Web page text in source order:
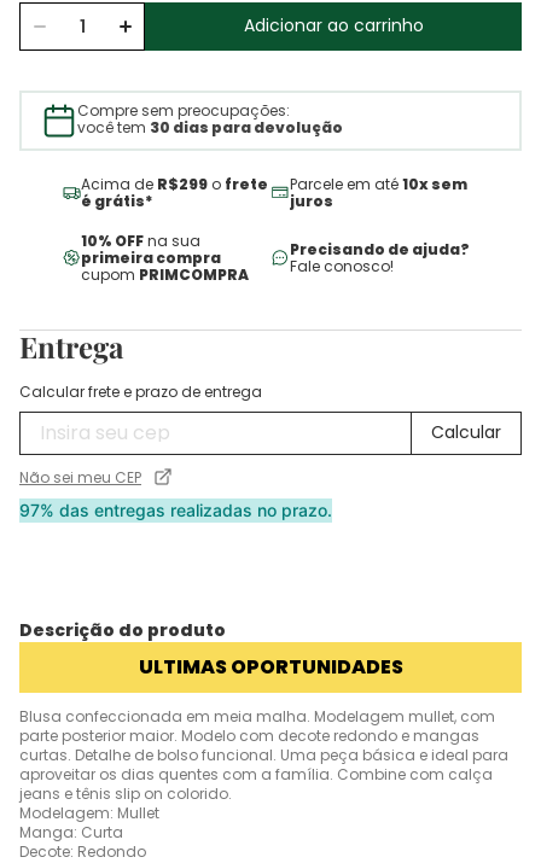
Adicionar ao carrinho
Compre sem preocupações:
você tem 30 dias para devolução
Acima de R$299 o frete
é grátis*
Parcele em até10x sem
juros
10% OFFna sua
primeira compra
cupom PRIMCOMPRA
Precisando de ajuda?
Fale conosco!
Entrega
Calcular frete e prazo de entrega
Não sei meu CEP
97% das entregas realizadas no prazo.
Descrição do produto
ULTIMAS OPORTUNIDADES
Blusa confeccionada em meia malha. Modelagem mullet, com
parte posterior maior. Modelo com decote redondo e mangas
curtas. Detalhe de bolso funcional. Uma peça básica e ideal para
aproveitar os dias quentes com a família. Combine com calça
jeans e tênis slip on colorido.
Modelagem: Mullet
Manga: Curta
Decote: Redondo